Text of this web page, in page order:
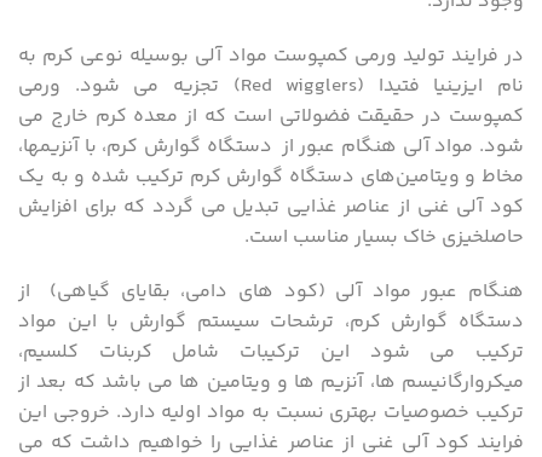
در فرایند تولید ورمی کمپوست مواد آلی بوسیله نوعی کرم به
نام ایزینیا فتیدا (Red wigglers) تجزیه می شود. ورمی
کمپوست در حقیقت فضولاتی است که از معده کرم خارج می
شود. مواد آلی هنگام عبور از دستگاه گوارش کرم، با آنزیمها،
مخاط و ویتامین‌های دستگاه گوارش کرم ترکیب شده و به یک
کود آلی غنی از عناصر غذایی تبدیل می گردد که برای افزایش
حاصلخیزی خاک بسیار مناسب است.
هنگام عبور مواد آلی (کود های دامی، بقایای گیاهی) از
دستگاه گوارش کرم، ترشحات سیستم گوارش با این مواد
ترکیب می شود این ترکیبات شامل کربنات کلسیم،
میکروارگانیسم ها، آنزیم ها و ویتامین ها می باشد که بعد از
ترکیب خصوصیات بهتری نسبت به مواد اولیه دارد. خروجی این
فرایند کود آلی غنی از عناصر غذایی را خواهیم داشت که می